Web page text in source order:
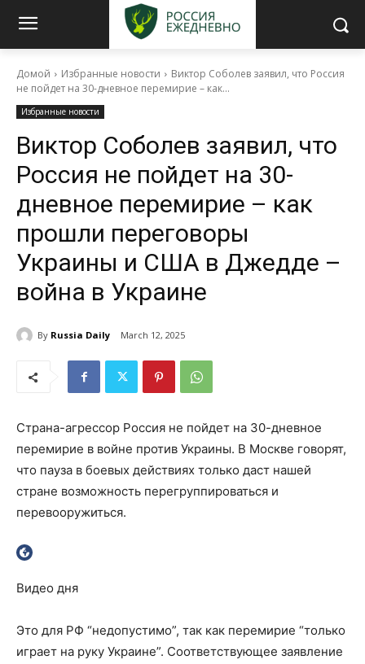
Домой Избранные новости
Виктор Соболев заявил, что Россия
не пойдет на 30-дневное перемирие – как...
Избранные новости
Виктор Соболев заявил, что
Россия не пойдет на 30-
дневное перемирие – как
прошли переговоры
Украины и США в Джедде –
война в Украине
By Russia Daily March 12, 2025
Страна-агрессор Россия не пойдет на 30-дневное
перемирие в войне против Украины. В Москве говорят,
что пауза в боевых действиях только даст нашей
стране возможность перегруппироваться и
перевооружиться.
Видео дня
Это для РФ “недопустимо”, так как перемирие “только
играет на руку Украине”. Соответствующее заявление